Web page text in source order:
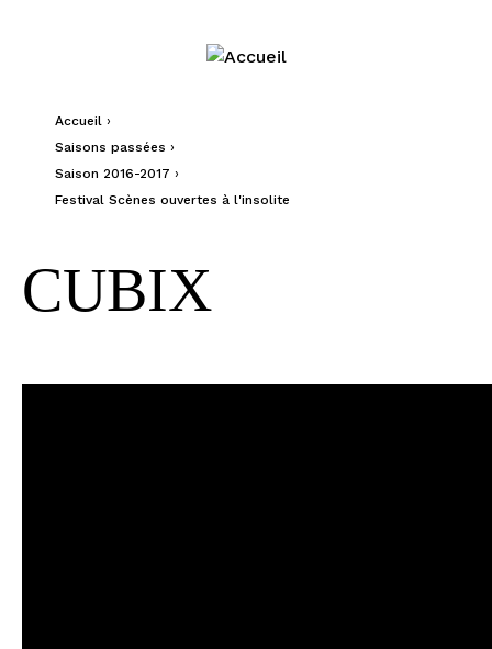
Vous êtes ici
Accueil ›
Saisons passées ›
Saison 2016-2017 ›
Festival Scènes ouvertes à l'insolite
CUBIX